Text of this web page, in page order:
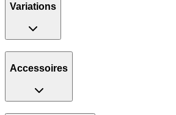
Variations
Accessoires